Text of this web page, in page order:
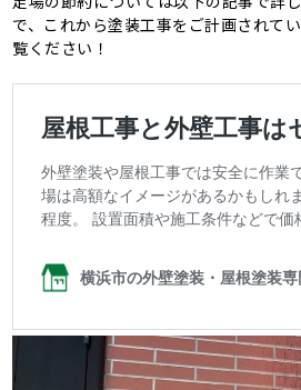
で、これから塗装工事をご計画されて
覧ください！